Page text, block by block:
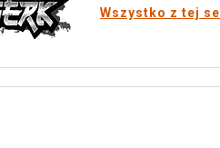
Wszystko z tej